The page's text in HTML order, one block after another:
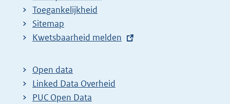
Toegankelijkheid
Sitemap
E
t
e
r
Kwetsbaarheid melden
Open data
Linked Data Overheid
PUC Open Data